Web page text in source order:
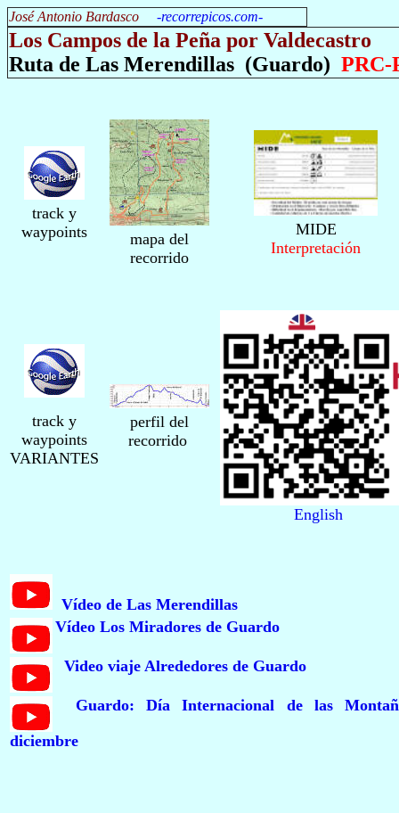
José Antonio Bardasco -recorrepicos.com-
Los Campos de la Peña por Valdecastro
Ruta de Las Merendillas (Guardo) PRC-
track y
waypoints
mapa del
recorrido
MIDE
Interpretación
track y
waypoints
VARIANTES
perfil del
recorrido
English
Vídeo de Las Merendillas
Vídeo Los Miradores de Guardo
Video viaje Alrededores de Guardo
Guardo: Día Internacional de las
diciembre